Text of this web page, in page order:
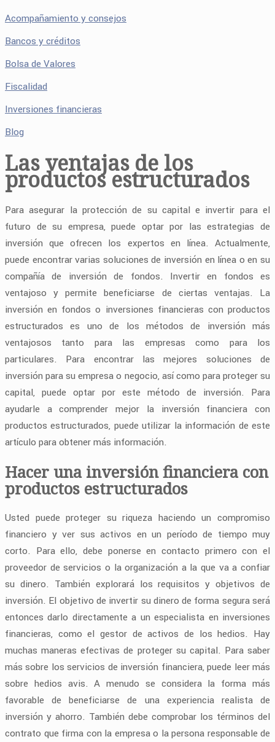
Acompañamiento y consejos
Bancos y créditos
Bolsa de Valores
Fiscalidad
Inversiones financieras
Blog
Las ventajas de los
productos estructurados
Para asegurar la protección de su capital e invertir para el
futuro de su empresa, puede optar por las estrategias de
inversión que ofrecen los expertos en línea. Actualmente,
puede encontrar varias soluciones de inversión en línea o en su
compañía de inversión de fondos. Invertir en fondos es
ventajoso y permite beneficiarse de ciertas ventajas. La
inversión en fondos o inversiones financieras con productos
estructurados es uno de los métodos de inversión más
ventajosos tanto para las empresas como para los
particulares. Para encontrar las mejores soluciones de
inversión para su empresa o negocio, así como para proteger su
capital, puede optar por este método de inversión. Para
ayudarle a comprender mejor la inversión financiera con
productos estructurados, puede utilizar la información de este
artículo para obtener más información.
Hacer una inversión financiera con
productos estructurados
Usted puede proteger su riqueza haciendo un compromiso
financiero y ver sus activos en un período de tiempo muy
corto. Para ello, debe ponerse en contacto primero con el
proveedor de servicios o la organización a la que va a confiar
su dinero. También explorará los requisitos y objetivos de
inversión. El objetivo de invertir su dinero de forma segura será
entonces darlo directamente a un especialista en inversiones
financieras, como el gestor de activos de los hedios. Hay
muchas maneras efectivas de proteger su capital. Para saber
más sobre los servicios de inversión financiera, puede leer más
sobre hedios avis. A menudo se considera la forma más
favorable de beneficiarse de una experiencia realista de
inversión y ahorro. También debe comprobar los términos del
contrato que firma con la empresa o la persona responsable de